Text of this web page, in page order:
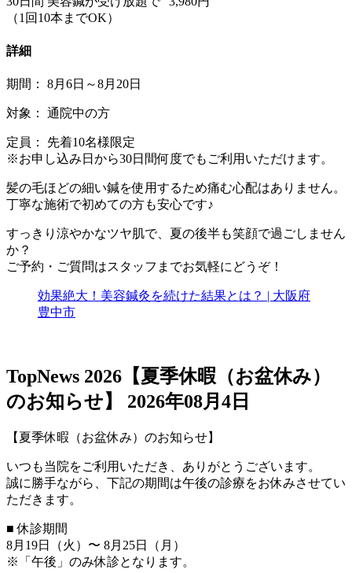
（1回10本までOK）
詳細
期間： 8月6日～8月20日
対象： 通院中の方
定員： 先着10名様限定
※お申し込み日から30日間何度でもご利用いただけます。
髪の毛ほどの細い鍼を使用するため痛む心配はありません。
丁寧な施術で初めての方も安心です♪
すっきり涼やかなツヤ肌で、夏の後半も笑顔で過ごしません
か？
ご予約・ご質問はスタッフまでお気軽にどうぞ！
効果絶大！美容鍼灸を続けた結果とは？ | 大阪府
豊中市
TopNews 2026【夏季休暇（お盆休み）
のお知らせ】
2026年08月4日
【夏季休暇（お盆休み）のお知らせ】
いつも当院をご利用いただき、ありがとうございます。
誠に勝手ながら、下記の期間は午後の診療をお休みさせてい
ただきます。
■ 休診期間
8月19日（火）〜 8月25日（月）
※「午後」のみ休診となります。